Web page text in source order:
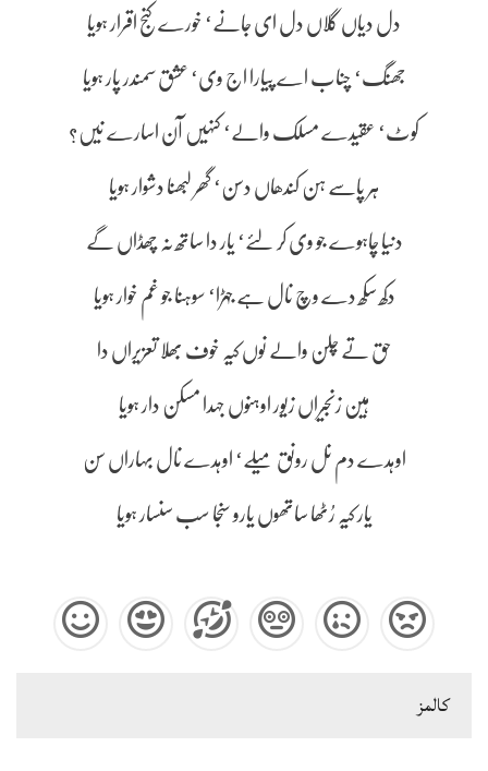
دل دیاں گلاں دل ای جانے‘ خورے کنج اقرار ہویا
جھنگ‘ چناب اے پیارا اج وی‘ عشق سمندر پار ہویا
کوٹ‘ عقیدے مسلک والے‘ کنہیں آن اسارے نیں؟
ہر پاسے ہن کندھاں دسن‘ گھر لبھنا دشوار ہویا
دنیا چاہوے جو وی کر لئے‘ یار دا ساتھ نہ چھڈاں گے
دکھ سکھ دے وچ نال ہے جہڑا‘ سوہنا جو غم خوار ہویا
حق تے چلن والے نوں کیہ خوف بھلا تعزیراں دا
ہین زنجیراں زیور اوہنوں جہدا مسکن دار ہویا
اوہدے دم نل رونق میلے‘ اوہدے نال بہاراں سن
یار کیہ رُٹھا ساتھوں یارو سنجا سب سنسار ہویا
كالمز